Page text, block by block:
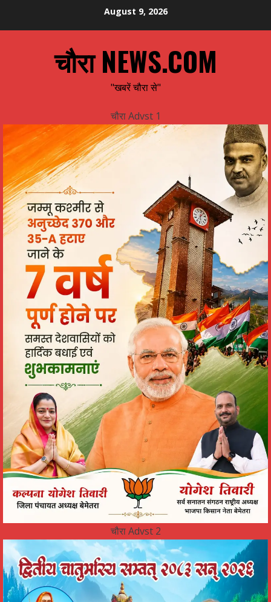
August 9, 2026
चौरा NEWS.COM
"खबरें चौरा से"
चौरा Advst 1
चौरा Advst 2